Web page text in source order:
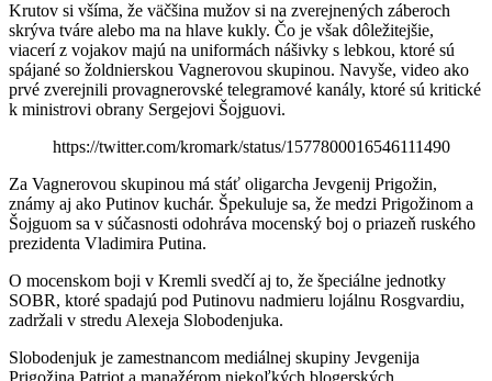
Krutov si všíma, že väčšina mužov si na zverejnených záberoch
skrýva tváre alebo ma na hlave kukly. Čo je však dôležitejšie,
viacerí z vojakov majú na uniformách nášivky s lebkou, ktoré sú
spájané so žoldnierskou Vagnerovou skupinou. Navyše, video ako
prvé zverejnili provagnerovské telegramové kanály, ktoré sú kritické
k ministrovi obrany Sergejovi Šojguovi.
https://twitter.com/kromark/status/1577800016546111490
Za Vagnerovou skupinou má stáť oligarcha Jevgenij Prigožin,
známy aj ako Putinov kuchár. Špekuluje sa, že medzi Prigožinom a
Šojguom sa v súčasnosti odohráva mocenský boj o priazeň ruského
prezidenta Vladimira Putina.
O mocenskom boji v Kremli svedčí aj to, že špeciálne jednotky
SOBR, ktoré spadajú pod Putinovu nadmieru lojálnu Rosgvardiu,
zadržali v stredu Alexeja Slobodenjuka.
Slobodenjuk je zamestnancom mediálnej skupiny Jevgenija